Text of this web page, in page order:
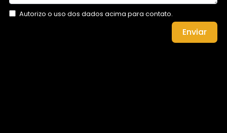
Autorizo o uso dos dados acima para contato.
Enviar